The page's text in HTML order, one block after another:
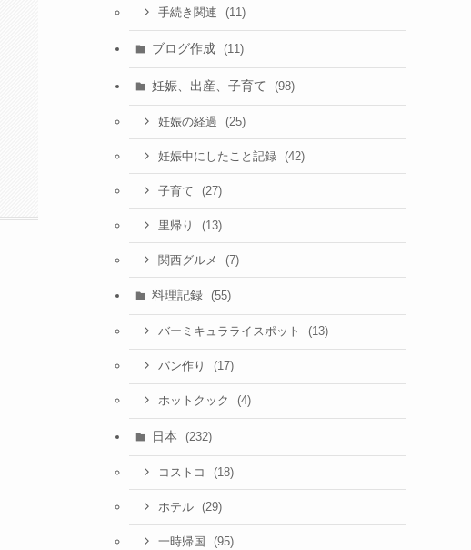
手続き関連 (11)
ブログ作成 (11)
妊娠、出産、子育て (98)
妊娠の経過 (25)
妊娠中にしたこと記録 (42)
子育て (27)
里帰り (13)
関西グルメ (7)
料理記録 (55)
バーミキュラライスポット (13)
パン作り (17)
ホットクック (4)
日本 (232)
コストコ (18)
ホテル (29)
一時帰国 (95)